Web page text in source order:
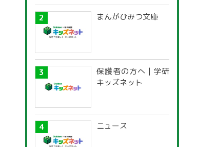
探究ガイド
まんがひみつ文庫
保護者の方へ | 学研
キッズネット
ニュース